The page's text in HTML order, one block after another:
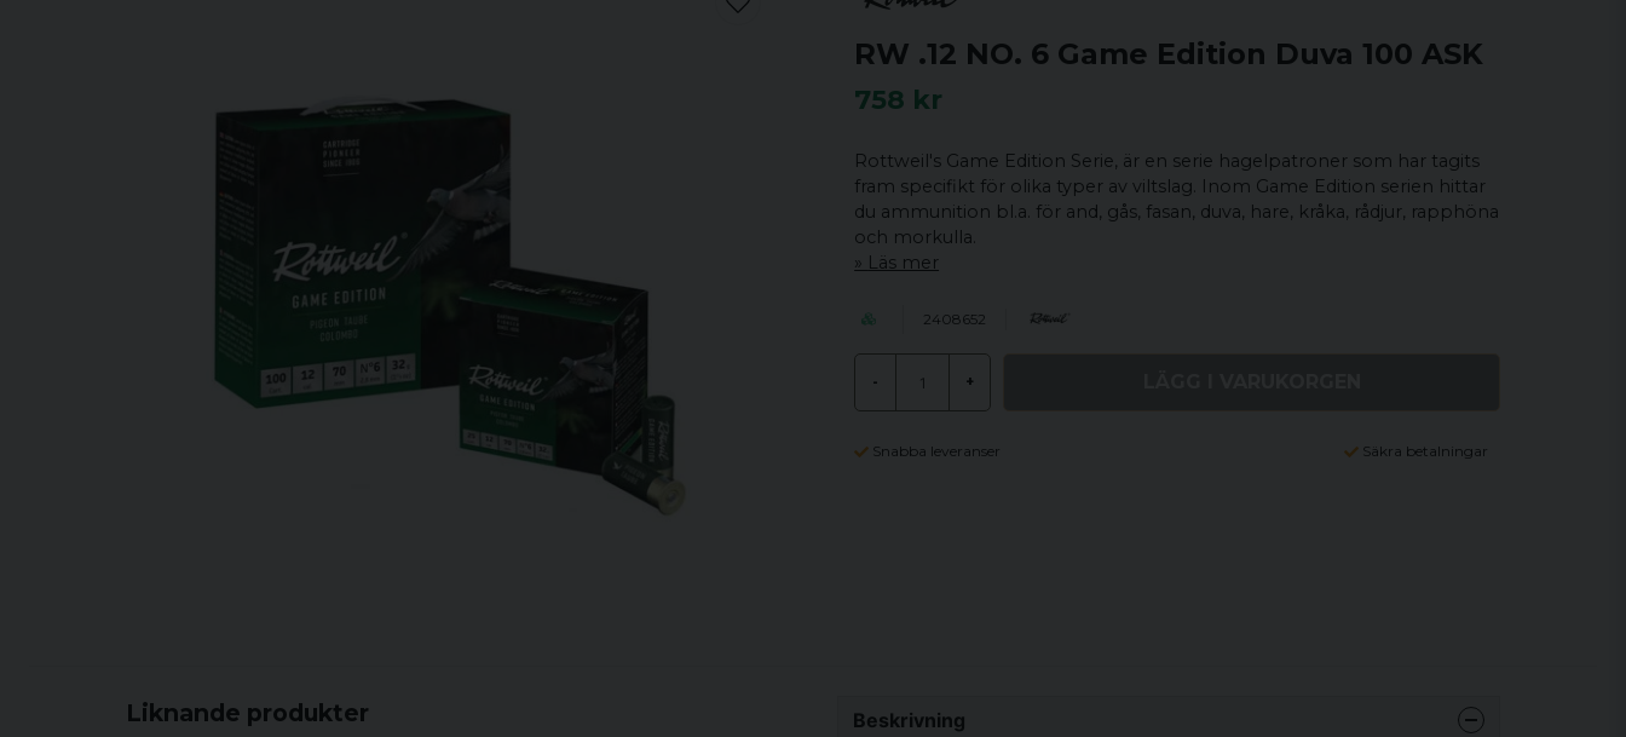
RW .12 NO. 6 Game Edition Duva 100 ASK
758 kr
Rottweil's Game Edition Serie, är en serie hagelpatroner som har tagits
fram specifikt för olika typer av viltslag. Inom Game Edition serien hittar
du ammunition bl.a. för and, gås, fasan, duva, hare, kråka, rådjur, rapphöna
och morkulla.
Läs mer
2408652
- +
Snabba leveranser Säkra betalningar
Liknande produkter Beskrivning